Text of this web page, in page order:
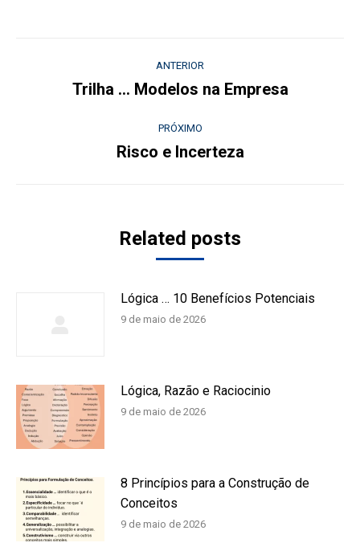
ANTERIOR
Post
Trilha … Modelos na Empresa
PRÓXIMO
Próximo
Risco e Incerteza
Related posts
Lógica … 10 Benefícios Potenciais
9 de maio de 2026
Lógica, Razão e Raciocinio
9 de maio de 2026
8 Princípios para a Construção de
Conceitos
9 de maio de 2026